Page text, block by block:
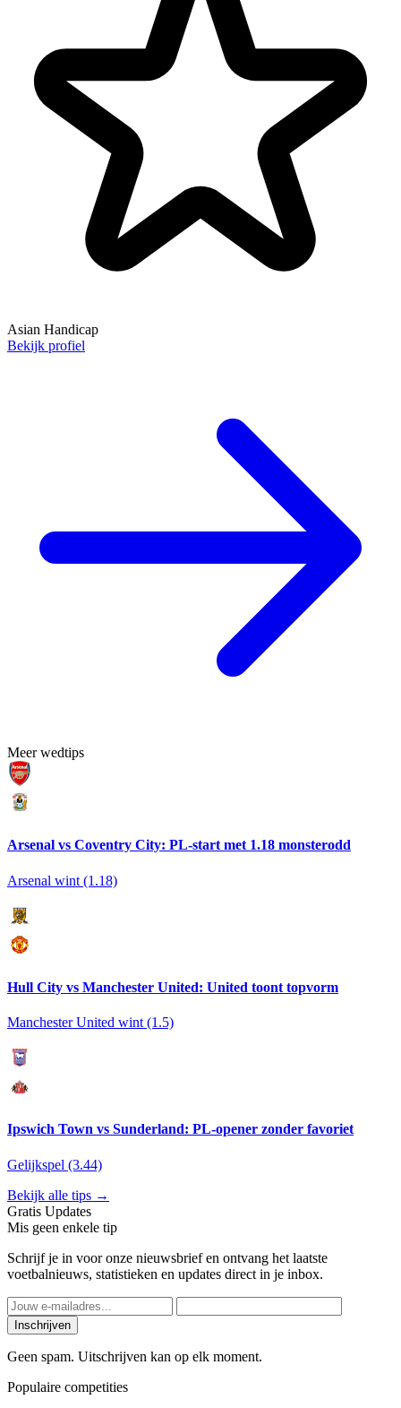
Asian Handicap
Bekijk profiel
Meer wedtips
Arsenal vs Coventry City: PL-start met 1.18 monsterodd
Arsenal wint (1.18)
Hull City vs Manchester United: United toont topvorm
Manchester United wint (1.5)
Ipswich Town vs Sunderland: PL-opener zonder favoriet
Gelijkspel (3.44)
Bekijk alle tips →
Gratis Updates
Mis geen enkele tip
Schrijf je in voor onze nieuwsbrief en ontvang het laatste
voetbalnieuws, statistieken en updates direct in je inbox.
Inschrijven
Geen spam. Uitschrijven kan op elk moment.
Populaire competities